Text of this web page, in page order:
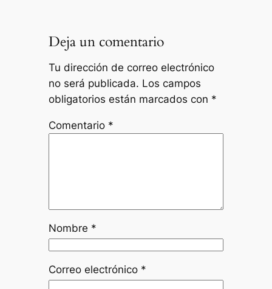
Deja un comentario
Tu dirección de correo electrónico
no será publicada. Los campos
obligatorios están marcados con *
Comentario *
Nombre *
Correo electrónico *